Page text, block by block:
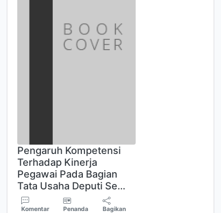
Pengaruh Kompetensi
Terhadap Kinerja
Pegawai Pada Bagian
Tata Usaha Deputi Se…
Komentar Penanda Bagikan